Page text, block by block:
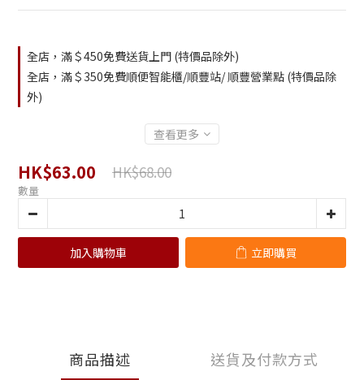
全店，滿＄450免費送貨上門 (特價品除外)
全店，滿＄350免費順便智能櫃/順豐站/ 順豐營業點 (特價品除
外)
查看更多
HK$63.00 HK$68.00
數量
加入購物車 立即購買
商品描述 送貨及付款方式